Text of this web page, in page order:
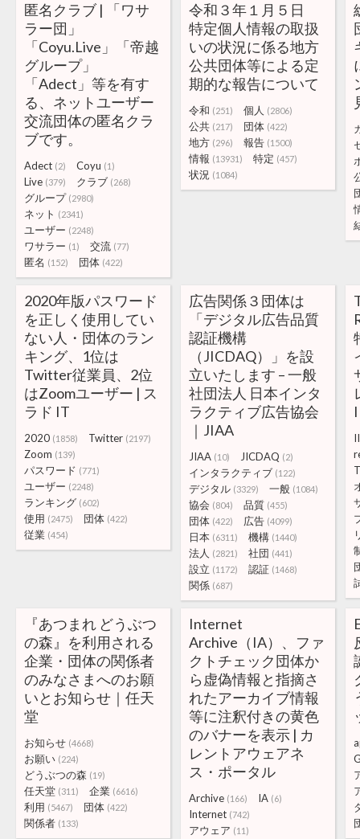
匿名クラブ | 「ワサ
ラー団」
「Coyu.Live」「帝越
グループ」
「Adect」等を有す
る、ネットユーザー
交流団体の匿名クラ
ブです。
Adect (2) Coyu (1)
Live (379) クラブ (268)
グループ (2980)
ネット (2341)
ユーザー (2248)
ワサラー (1) 交流 (77)
匿名 (152) 団体 (422)
令和３年１月５日
特定個人情報の取扱
いの状況に係る地方
公共団体等による定
期的な報告について
令和 (251) 個人 (2806)
公共 (217) 団体 (422)
地方 (296) 報告 (1500)
情報 (13931) 特定 (457)
状況 (1084)
2020年版パスワード
を正しく使用してい
ない人・団体のラン
キング、1位は
Twitter従業員、2位
はZoomユーザー | ス
ラド IT
2020 (1858) Twitter (2197)
Zoom (139)
パスワード (771)
ユーザー (2248)
ランキング (602)
使用 (2475) 団体 (422)
従業 (454)
広告関係３団体は
「デジタル広告品質
認証機構
（JICDAQ）」を設
立いたします – 一般
社団法人 日本インタ
ラクティブ広告協会
｜JIAA
JIAA (10) JICDAQ (2)
インタラクティブ (122)
デジタル (3329) 一般 (1084)
協会 (804) 品質 (455)
団体 (422) 広告 (4099)
日本 (6311) 機構 (1440)
法人 (2821) 社団 (441)
設立 (1172) 認証 (1468)
関係 (687)
『あつまれ どうぶつ
の森』を利用される
企業・団体の関係者
のみなさまへのお願
いとお知らせ｜任天
堂
お知らせ (4668)
お願い (224)
どうぶつの森 (19)
任天堂 (311) 企業 (6616)
利用 (5467) 団体 (422)
関係者 (133)
Internet
Archive（IA）、ファ
クトチェック団体か
ら虚偽情報と指摘さ
れたアーカイブ情報
等に注釈付きの黄色
のバナーを表示 | カ
レントアウェアネ
ス・ポータル
Archive (166) IA (6)
Internet (742)
アウェア (11)